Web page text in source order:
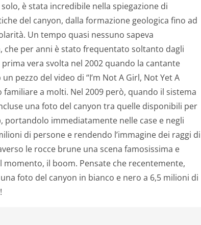
è stata incredibile nella spiegazione di
del canyon, dalla formazione geologica fino ad
Un tempo quasi nessuno sapeva
che per anni è stato frequentato soltanto dagli
vera svolta nel 2002 quando la cantante
pezzo del video di “I’m Not A Girl, Not Yet A
familiare a molti. Nel 2009 però, quando il sistema
una foto del canyon tra quelle disponibili per
portandolo immediatamente nelle case e negli
di persone e rendendo l’immagine dei raggi di
le rocce brune una scena famosissima e
momento, il boom. Pensate che recentemente,
foto del canyon in bianco e nero a 6,5 milioni di